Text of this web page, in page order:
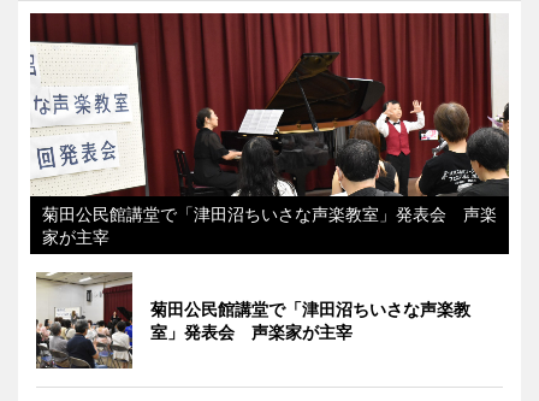
菊田公民館講堂で「津田沼ちいさな声楽教室」発表会 声楽
家が主宰
菊田公民館講堂で「津田沼ちいさな声楽教
室」発表会 声楽家が主宰